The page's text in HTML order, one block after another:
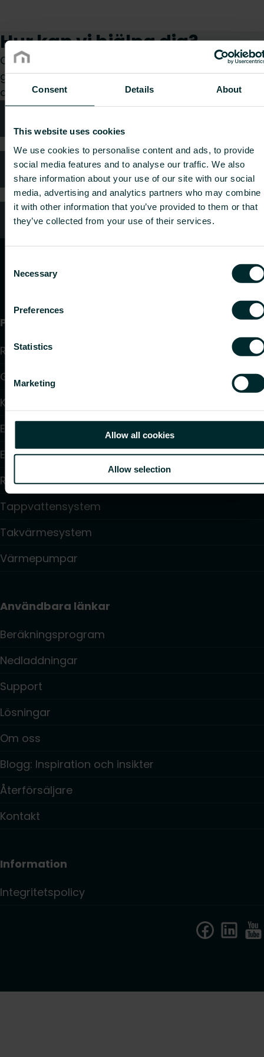
Consent Details About
This website uses cookies
We use cookies to personalise content and ads, to provide
social media features and to analyse our traffic. We also
share information about your use of our site with our social
media, advertising and analytics partners who may combine
it with other information that you’ve provided to them or that
they’ve collected from your use of their services.
Selection
Necessary
Preferences
Statistics
Marketing
Allow all cookies
Allow selection
Hur kan vi hjälpa dig?
Oavsett om du är konsult, installatör, arkitekt eller
grossist, välj en kategori så tar vi gärna hand om
din förfrågan.
Kundtjänst
Vanliga frågor
Produkter
Radiatorer
Golvvärme och golvkylning
Konvektorer och fläktkonvektorer
Elektrisk uppvärmning
Elektronisk styrning
Reglering
Tappvattensystem
Takvärmesystem
Värmepumpar
Användbara länkar
Beräkningsprogram
Nedladdningar
Support
Lösningar
Om oss
Blogg: Inspiration och insikter
Återförsäljare
Kontakt
Information
Integritetspolicy